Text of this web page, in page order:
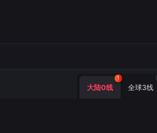
大陆0线
1
全球3线